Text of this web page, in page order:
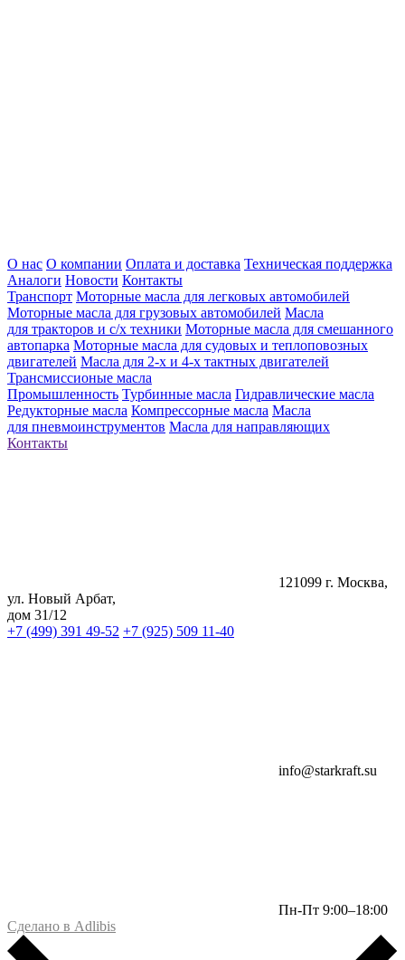
О нас О компании Оплата и доставка Техническая поддержка
Аналоги Новости Контакты
Транспорт Моторные масла для легковых автомобилей
Моторные масла для грузовых автомобилей Масла
для тракторов и с/х техники Моторные масла для смешанного
автопарка Моторные масла для судовых и теплоповозных
двигателей Масла для 2-х и 4-х тактных двигателей
Трансмиссионые масла
Промышленность Турбинные масла Гидравлические масла
Редукторные масла Компрессорные масла Масла
для пневмоинструментов Масла для направляющих
Контакты
121099 г. Москва,
ул. Новый Арбат,
дом 31/12
+7 (499) 391 49-52 +7 (925) 509 11-40
info@starkraft.su
Пн-Пт 9:00–18:00
Сделано в Adlibis